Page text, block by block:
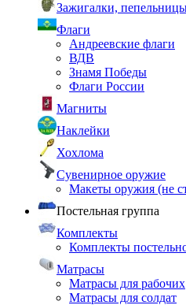
Зажигалки,
Флаги
Андреевские флаги
ВДВ
Знамя Победы
Флаги России
Магниты
Наклейки
Хохлома
Сувенирное оружие
Макеты оружия (не
Постельная группа
Комплекты
Комплекты
Матрасы
Матрасы для рабочих
Матрасы для солдат